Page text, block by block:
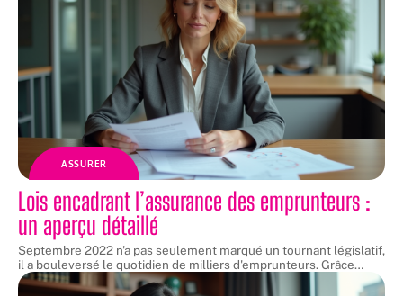
ASSURER
Lois encadrant l’assurance des emprunteurs :
un aperçu détaillé
Septembre 2022 n'a pas seulement marqué un tournant législatif,
il a bouleversé le quotidien de milliers d'emprunteurs. Grâce…